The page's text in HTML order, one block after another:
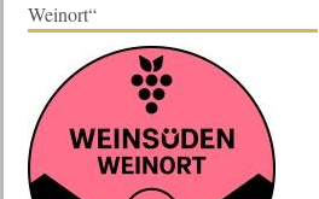
Weinort“